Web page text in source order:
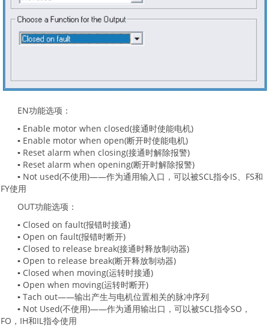
EN功能选项：
▪ Enable motor when closed(接通时使能电机)
▪ Enable motor when open(断开时使能电机)
▪ Reset alarm when closing(接通时解除报警)
▪ Reset alarm when opening(断开时解除报警)
▪ Not used(不使用)——作为通用输入口，可以被SCL指令IS、FS和
FY使用
OUT功能选项：
▪ Closed on fault(报错时接通)
▪ Open on fault(报错时断开)
▪ Closed to release break(接通时释放制动器)
▪ Open to release break(断开释放制动器)
▪ Closed when moving(运转时接通)
▪ Open when moving(运转时断开)
▪ Tach out——输出产生与电机位置相关的脉冲序列
▪ Not Used(不使用)——作为通用输出口，可以被SCL指令SO，
FO，IH和IL指令使用